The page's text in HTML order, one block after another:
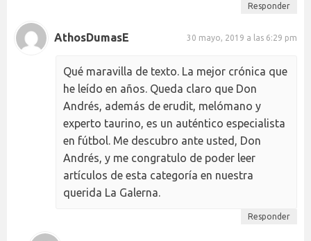
Responder
AthosDumasE 30 mayo, 2019 a las 6:29 pm
Qué maravilla de texto. La mejor crónica que
he leído en años. Queda claro que Don
Andrés, además de erudit, melómano y
experto taurino, es un auténtico especialista
en fútbol. Me descubro ante usted, Don
Andrés, y me congratulo de poder leer
artículos de esta categoría en nuestra
querida La Galerna.
Responder